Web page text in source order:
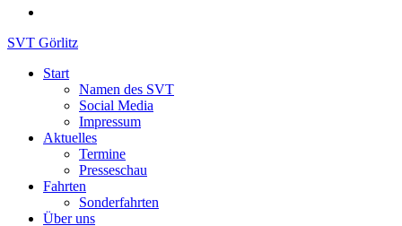
SVT Görlitz
Start
Namen des SVT
Social Media
Impressum
Aktuelles
Termine
Presseschau
Fahrten
Sonderfahrten
Über uns